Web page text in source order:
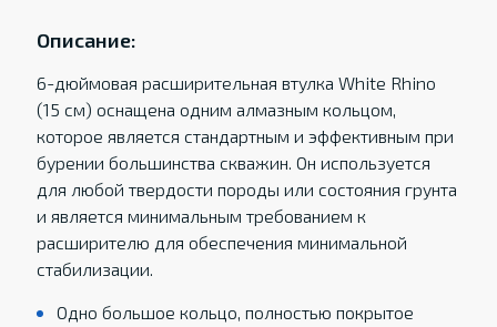
Описание:
6-дюймовая расширительная втулка White Rhino
(15 см) оснащена одним алмазным кольцом,
которое является стандартным и эффективным при
бурении большинства скважин. Он используется
для любой твердости породы или состояния грунта
и является минимальным требованием к
расширителю для обеспечения минимальной
стабилизации.
Одно большое кольцо, полностью покрытое